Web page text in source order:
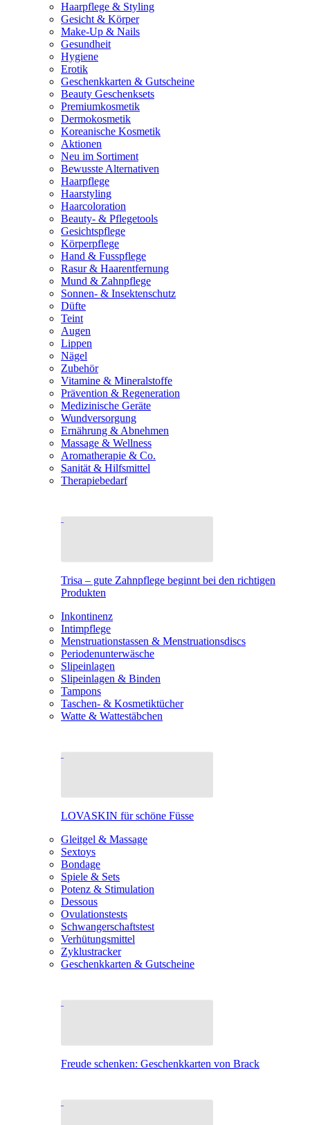
Haarpflege & Styling
Gesicht & Körper
Make-Up & Nails
Gesundheit
Hygiene
Erotik
Geschenkkarten & Gutscheine
Beauty Geschenksets
Premiumkosmetik
Dermokosmetik
Koreanische Kosmetik
Aktionen
Neu im Sortiment
Bewusste Alternativen
Haarpflege
Haarstyling
Haarcoloration
Beauty- & Pflegetools
Gesichtspflege
Körperpflege
Hand & Fusspflege
Rasur & Haarentfernung
Mund & Zahnpflege
Sonnen- & Insektenschutz
Düfte
Teint
Augen
Lippen
Nägel
Zubehör
Vitamine & Mineralstoffe
Prävention & Regeneration
Medizinische Geräte
Wundversorgung
Ernährung & Abnehmen
Massage & Wellness
Aromatherapie & Co.
Sanität & Hilfsmittel
Therapiebedarf
Trisa – gute Zahnpflege beginnt bei den richtigen
Produkten
Inkontinenz
Intimpflege
Menstruationstassen & Menstruationsdiscs
Periodenunterwäsche
Slipeinlagen
Slipeinlagen & Binden
Tampons
Taschen- & Kosmetiktücher
Watte & Wattestäbchen
LOVASKIN für schöne Füsse
Gleitgel & Massage
Sextoys
Bondage
Spiele & Sets
Potenz & Stimulation
Dessous
Ovulationstests
Schwangerschaftstest
Verhütungsmittel
Zyklustracker
Geschenkkarten & Gutscheine
Freude schenken: Geschenkkarten von Brack